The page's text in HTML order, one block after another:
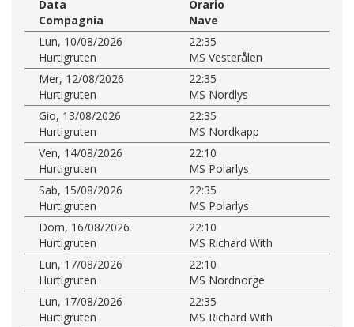
Data
Orario
Compagnia
Nave
Lun, 10/08/2026
22:35
Hurtigruten
MS Vesterålen
Mer, 12/08/2026
22:35
Hurtigruten
MS Nordlys
Gio, 13/08/2026
22:35
Hurtigruten
MS Nordkapp
Ven, 14/08/2026
22:10
Hurtigruten
MS Polarlys
Sab, 15/08/2026
22:35
Hurtigruten
MS Polarlys
Dom, 16/08/2026
22:10
Hurtigruten
MS Richard With
Lun, 17/08/2026
22:10
Hurtigruten
MS Nordnorge
Lun, 17/08/2026
22:35
Hurtigruten
MS Richard With